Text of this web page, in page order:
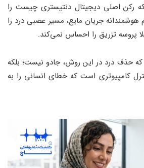
رکن اصلی دیجیتال دنتیستری چیست را
جریان مایع، مسیر عصبی درد را
پروسه تزریق را احساس نمی‌کند.
حذف درد در این روش، جادو نیست؛ بلکه
کامپیوتری است که خطای انسانی را به